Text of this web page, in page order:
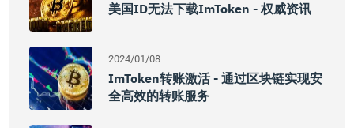
美国ID无法下载imToken - 权威资讯
2024/01/08
ImToken转账激活 - 通过区块链实现安
全高效的转账服务